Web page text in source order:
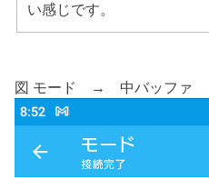
い感じです。
図 モード → 中バッファ